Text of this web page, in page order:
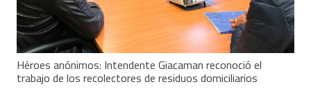
Héroes anónimos: Intendente Giacaman reconoció el
trabajo de los recolectores de residuos domiciliarios